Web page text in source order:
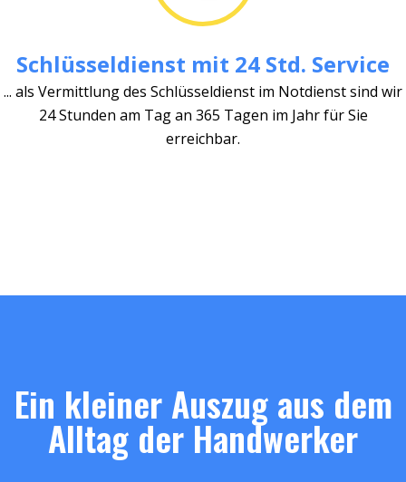
Schlüsseldienst mit 24 Std. Service
... als Vermittlung des Schlüsseldienst im Notdienst sind wir
24 Stunden am Tag an 365 Tagen im Jahr für Sie
erreichbar.
Ein kleiner Auszug aus dem
Alltag der Handwerker